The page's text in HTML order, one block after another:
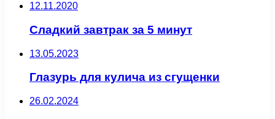
12.11.2020
Сладкий завтрак за 5 минут
13.05.2023
Глазурь для кулича из сгущенки
26.02.2024